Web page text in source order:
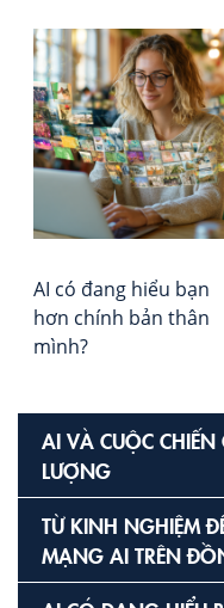
AI có đang hiểu bạn
hơn chính bản thân
mình?
AI VÀ CUỘC
LƯỢNG
TỪ KINH NGHIỆM
MẠNG AI TRÊN